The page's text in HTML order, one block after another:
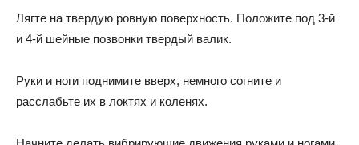
Лягте на твердую ровную поверхность. Положите под 3-й
и 4-й шейные позвонки твердый валик.
Руки и ноги поднимите вверх, немного согните и
расслабьте их в локтях и коленях.